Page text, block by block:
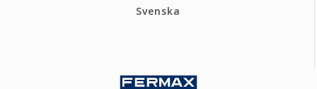
Svenska